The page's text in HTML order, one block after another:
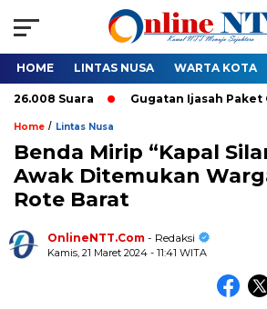
HOME LINTAS NUSA WARTA KOTA
Gugatan Ijasah Paket C Tidak
Home / Lintas Nusa
Benda Mirip “Kapal
Awak Ditemukan
Rote Barat
OnlineNTT.Com - Redaksi
Kamis, 21 Maret 2024 - 11:41 WITA